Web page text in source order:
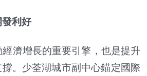
利好
濟增長的重要引擎，也是提升
。少荃湖城市副中心錨定國際